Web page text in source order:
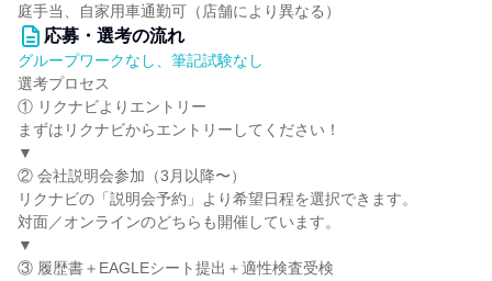
庭手当、自家用車通勤可（店舗により異なる）
応募・選考の流れ
グループワークなし、筆記試験なし
選考プロセス
① リクナビよりエントリー
まずはリクナビからエントリーしてください！
▼
② 会社説明会参加（3月以降〜）
リクナビの「説明会予約」より希望日程を選択できます。
対面／オンラインのどちらも開催しています。
▼
③ 履歴書＋EAGLEシート提出＋適性検査受検